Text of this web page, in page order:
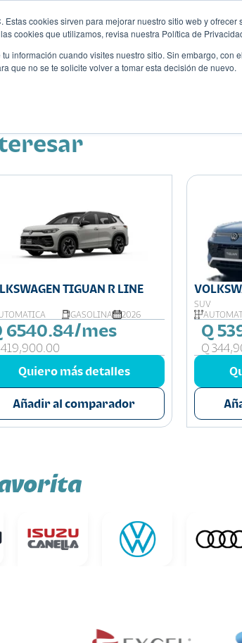
Estas cookies sirven para mejorar nuestro sitio web y
cookies que utilizamos, revisa nuestra Política de
información cuando visites nuestro sitio. Sin embargo, con
que no se te solicite volver a tomar esta decisión de nuevo.
TIGUAN R LINE
GASOLINA 2026
6540.84/mes
419,900.00
Quiero más detalles
Añadir al comparador
SUV
Q
Q